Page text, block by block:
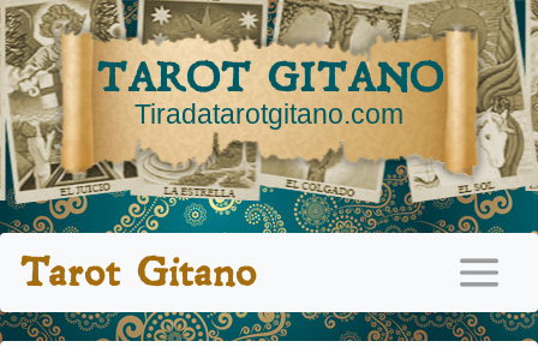
TAROT GITANO
Tiradatarotgitano.com
Tarot Gitano